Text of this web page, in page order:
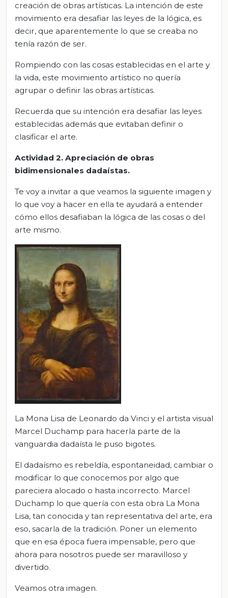
creación de obras artísticas. La intención de este
movimiento era desafiar las leyes de la lógica, es
decir, que aparentemente lo que se creaba no
tenía razón de ser.
Rompiendo con las cosas establecidas en el arte y
la vida, este movimiento artístico no quería
agrupar o definir las obras artísticas.
Recuerda que su intención era desafiar las leyes
establecidas además que evitaban definir o
clasificar el arte.
Actividad 2. Apreciación de obras
bidimensionales dadaístas.
Te voy a invitar a que veamos la siguiente imagen y
lo que voy a hacer en ella te ayudará a entender
cómo ellos desafiaban la lógica de las cosas o del
arte mismo.
La Mona Lisa de Leonardo da Vinci y el artista visual
Marcel Duchamp para hacerla parte de la
vanguardia dadaísta le puso bigotes.
El dadaísmo es rebeldía, espontaneidad, cambiar o
modificar lo que conocemos por algo que
pareciera alocado o hasta incorrecto. Marcel
Duchamp lo que quería con esta obra La Mona
Lisa, tan conocida y tan representativa del arte, era
eso, sacarla de la tradición. Poner un elemento
que en esa época fuera impensable, pero que
ahora para nosotros puede ser maravilloso y
divertido.
Veamos otra imagen.